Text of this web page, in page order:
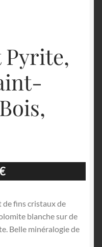
de fins cristaux de
blanche sur de
Belle minéralogie de